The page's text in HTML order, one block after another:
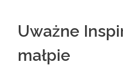
Uważne
małpie